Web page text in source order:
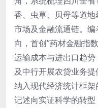
香、虫草、贝母等道
市场及金融流通链。
向，首创”药材金融指
运输成本与进出口趋
及中行开展农贷业务
纳入现代经济统计框
记述向实证科学的转